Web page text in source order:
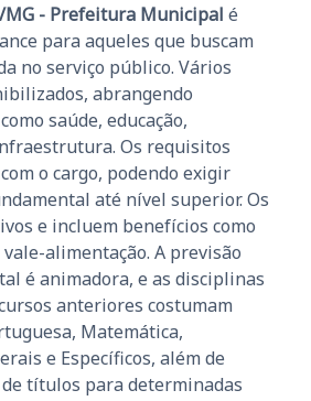
MG - Prefeitura Municipal é
para aqueles que buscam
no serviço público. Vários
abrangendo
saúde, educação,
Os requisitos
o cargo, podendo exigir
até nível superior. Os
e incluem benefícios como
alimentação. A previsão
é animadora, e as disciplinas
anteriores costumam
Matemática,
e Específicos, além de
títulos para determinadas